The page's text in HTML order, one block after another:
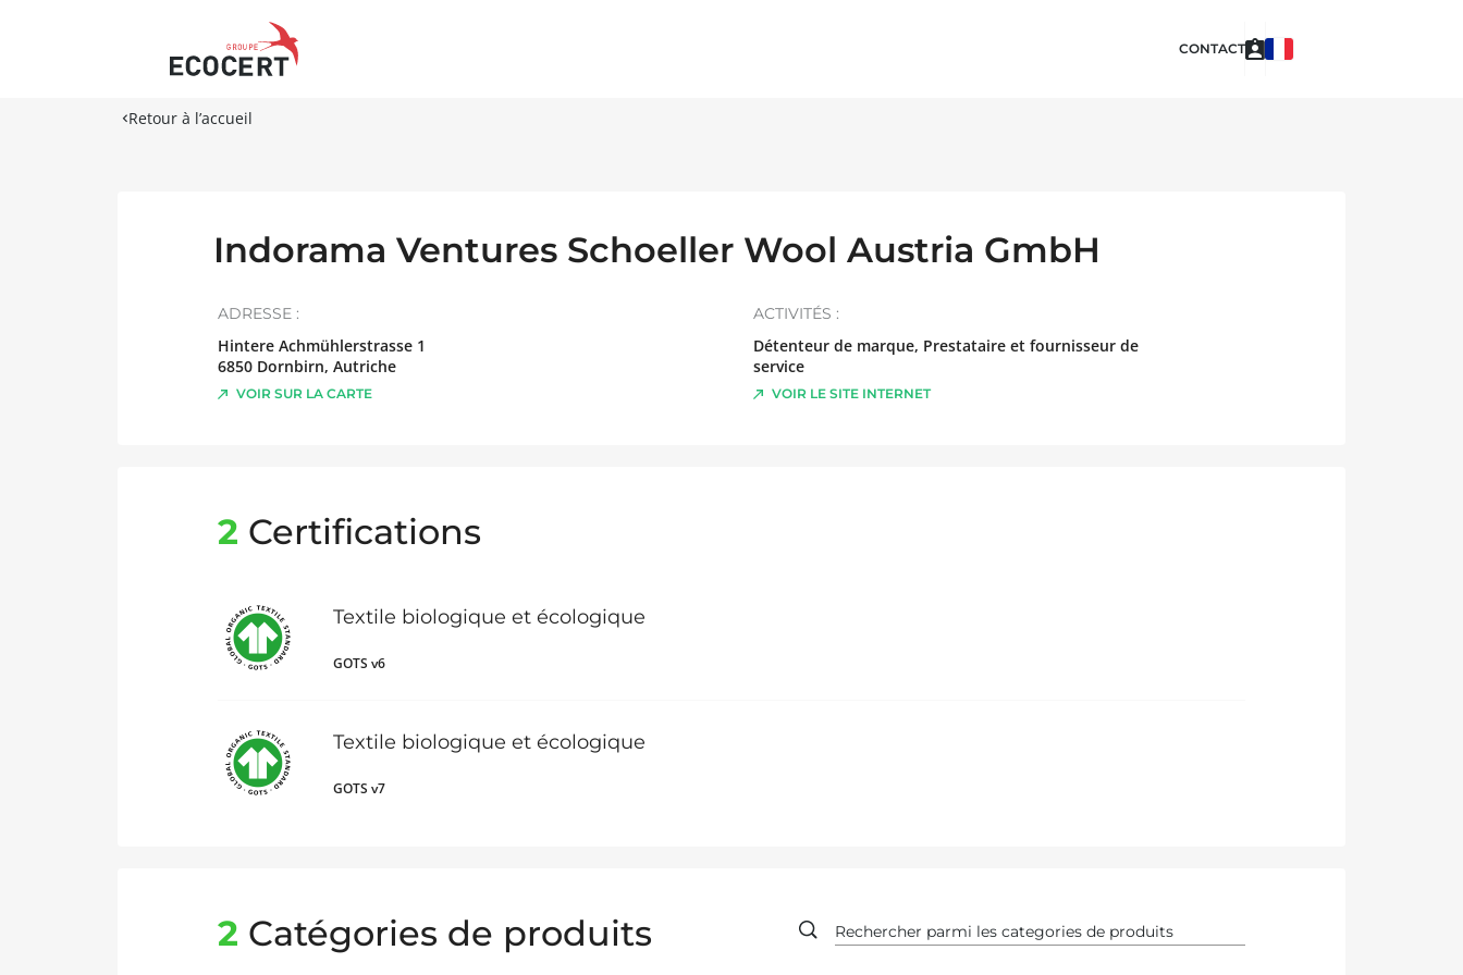
CONTACT
Retour à l’accueil
Indorama Ventures Schoeller Wool Austria GmbH
ADRESSE :
Hintere Achmühlerstrasse 1
6850 Dornbirn, Autriche
VOIR SUR LA CARTE
ACTIVITÉS :
Détenteur de marque, Prestataire et fournisseur de
service
VOIR LE SITE INTERNET
2 Certifications
Textile biologique et écologique
GOTS v6
Textile biologique et écologique
GOTS v7
2 Catégories de produits